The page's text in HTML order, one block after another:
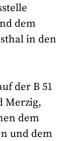
dem
in den
der B 51
Merzig,
dem
und dem